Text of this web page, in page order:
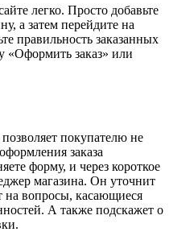
легко. Просто добавьте
а затем перейдите на
правильность заказанных
«Оформить заказ» или
покупателю не
заказа
форму, и через короткое
магазина. Он уточнит
на вопросы, касающиеся
А также подскажет о